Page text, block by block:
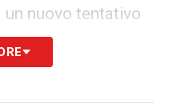
nuovo tentativo